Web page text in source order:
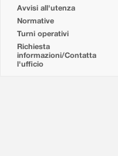
Avvisi all'utenza
Normative
Turni operativi
Richiesta
informazioni/Contatta
l'ufficio